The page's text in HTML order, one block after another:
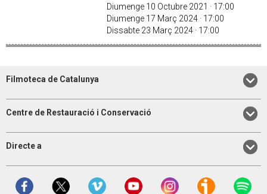
Diumenge 10 Octubre 2021 · 17:00
Diumenge 17 Març 2024 · 17:00
Dissabte 23 Març 2024 · 17:00
Filmoteca de Catalunya
Centre de Restauració i Conservació
Directe a